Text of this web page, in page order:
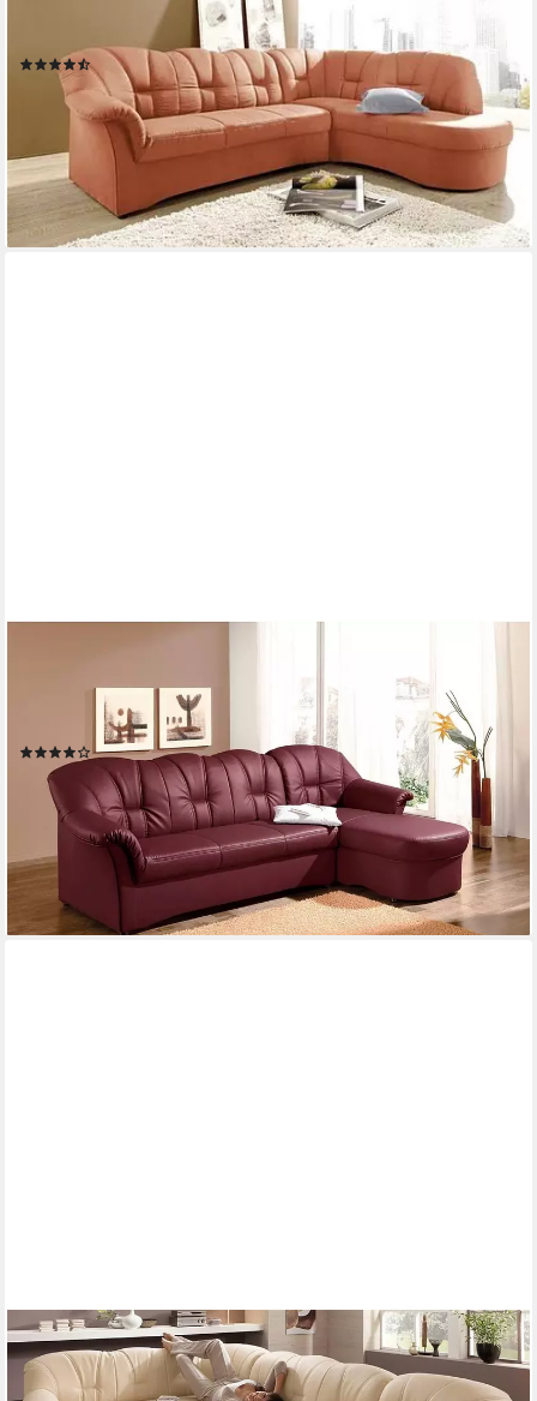
Ecksofa Papenburg, zeitlose Rückensteppung, elegante
Armlehne, L-Form, mit Ottomane, wahlweise mit Bettfunktion
(194)
ab 979,11 € UVP1.449,99 €
lieferbar in 4 Wochen
+6
Formensprache, L-Form, in großer Farbvielfalt, wahlweise mit
Bettfunktion, OTTOs Choice
(135)
ab 579,99 € UVP 999,99 €
-42%
lieferbar in 4 Wochen
DOMO COLLECTION
Wohnlandschaft Papenburg, zeitlose Rückensteppung, elegante
Formensprache, U-Form, in großer Farbvielfalt, wahlweise mit